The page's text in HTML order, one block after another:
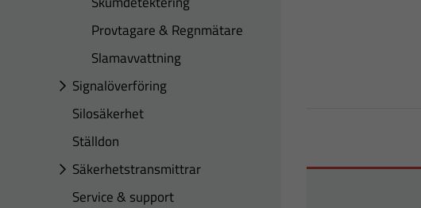
Provtagare & Regnmätare
Slamavvattning
Signalöverföring
Silosäkerhet
Ställdon
Säkerhetstransmittrar
Service & support